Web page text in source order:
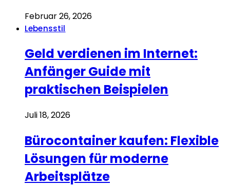
Februar 26, 2026
Lebensstil
Geld verdienen im Internet:
Anfänger Guide mit
praktischen Beispielen
Juli 18, 2026
Bürocontainer kaufen: Flexible
Lösungen für moderne
Arbeitsplätze